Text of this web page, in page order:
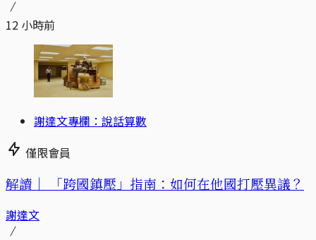
12 小時前
謝達文專欄：說話算數
僅限會員
解讀｜ 「跨國鎮壓」指南：如何在他國打壓異議？
謝達文